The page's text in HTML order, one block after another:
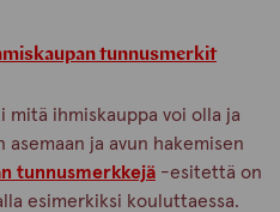
tunnusmerkit
mitä ihmiskauppa voi olla ja
ja avun hakemisen
tunnusmerkkejä-esitettä on
esimerkiksi kouluttaessa.